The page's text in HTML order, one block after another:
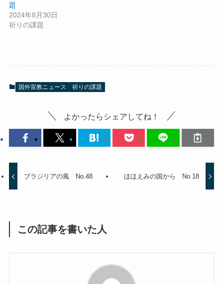
題
2024年8月30日
祈りの課題
国外宣教ニュース 祈りの課題
よかったらシェアしてね！
ブラジリアの風 No.48 ほほえみの国から No.18
この記事を書いた人